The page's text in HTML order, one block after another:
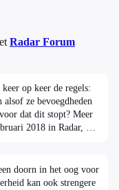
Radar Forum
keer op keer de regels:
ze bevoegdheden
dat dit stopt? Meer
kan ook strengere